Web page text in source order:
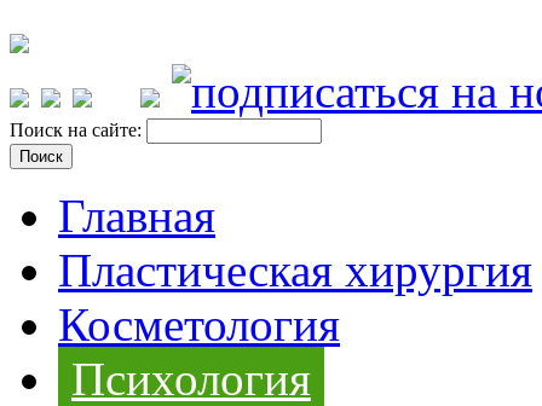
Поиск на сайте:
Главная
Пластическая хирургия
Косметология
Психология